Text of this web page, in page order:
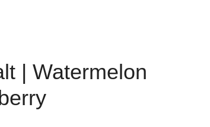
| Watermelon